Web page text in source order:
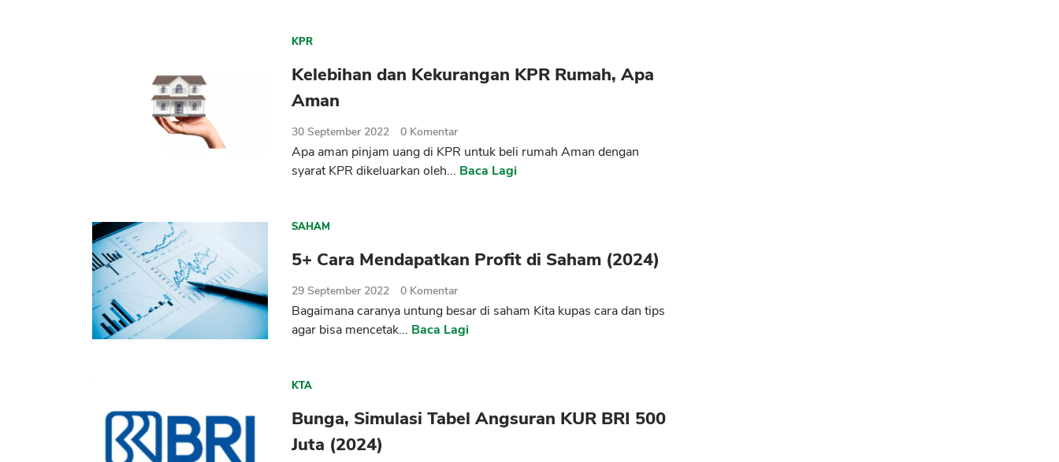
KPR
Kelebihan dan Kekurangan KPR Rumah, Apa
Aman
30 September 2022 0 Komentar
Apa aman pinjam uang di KPR untuk beli rumah Aman dengan
syarat KPR dikeluarkan oleh... Baca Lagi
SAHAM
5+ Cara Mendapatkan Profit di Saham (2024)
29 September 2022 0 Komentar
Bagaimana caranya untung besar di saham Kita kupas cara dan tips
agar bisa mencetak... Baca Lagi
KTA
Bunga, Simulasi Tabel Angsuran KUR BRI 500
Juta (2024)